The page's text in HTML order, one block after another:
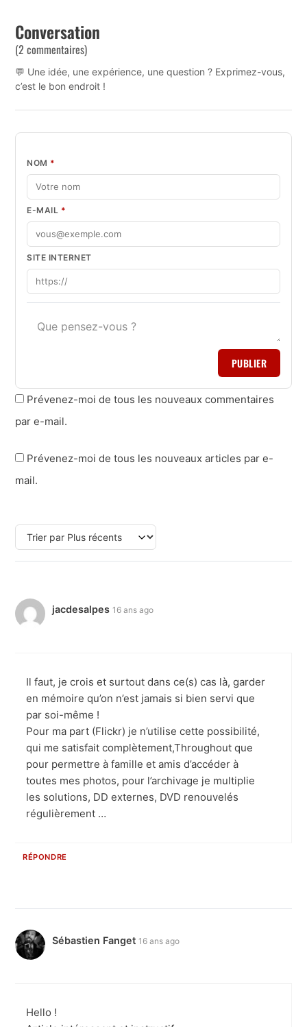
Conversation
(2 commentaires)
💬 Une idée, une expérience, une question ? Exprimez-vous,
c’est le bon endroit !
NOM *
E-MAIL *
SITE INTERNET
PUBLIER
Prévenez-moi de tous les nouveaux commentaires
par e-mail.
Prévenez-moi de tous les nouveaux articles par e-
mail.
jacdesalpes 16 ans ago
Il faut, je crois et surtout dans ce(s) cas là, garder
en mémoire qu’on n’est jamais si bien servi que
par soi-même !
Pour ma part (Flickr) je n’utilise cette possibilité,
qui me satisfait complètement,Throughout que
pour permettre à famille et amis d’accéder à
toutes mes photos, pour l’archivage je multiplie
les solutions, DD externes, DVD renouvelés
régulièrement …
RÉPONDRE
Sébastien Fanget 16 ans ago
Hello !